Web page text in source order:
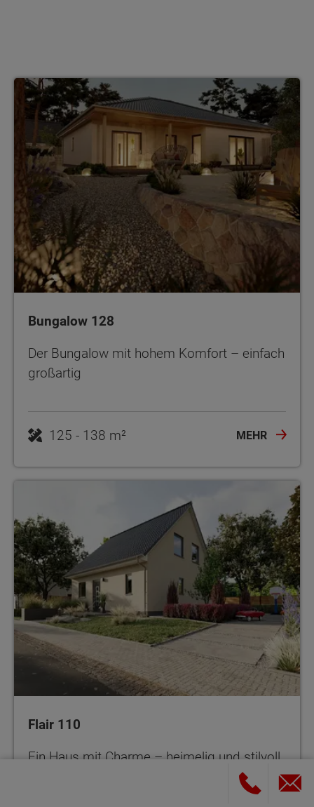
Bungalow 128
Der Bungalow mit hohem Komfort – einfach
großartig
125 - 138 m² MEHR
Flair 110
Ein Haus mit Charme – heimelig und stilvoll